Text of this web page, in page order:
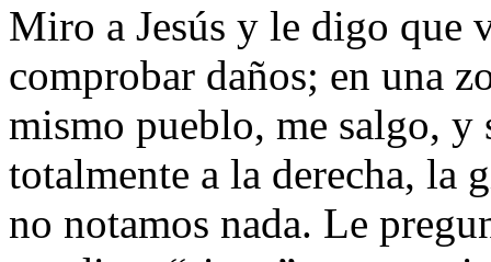
Miro a Jesús y le digo que
comprobar daños; en una
mismo pueblo, me salgo,
totalmente a la derecha,
no notamos nada. Le